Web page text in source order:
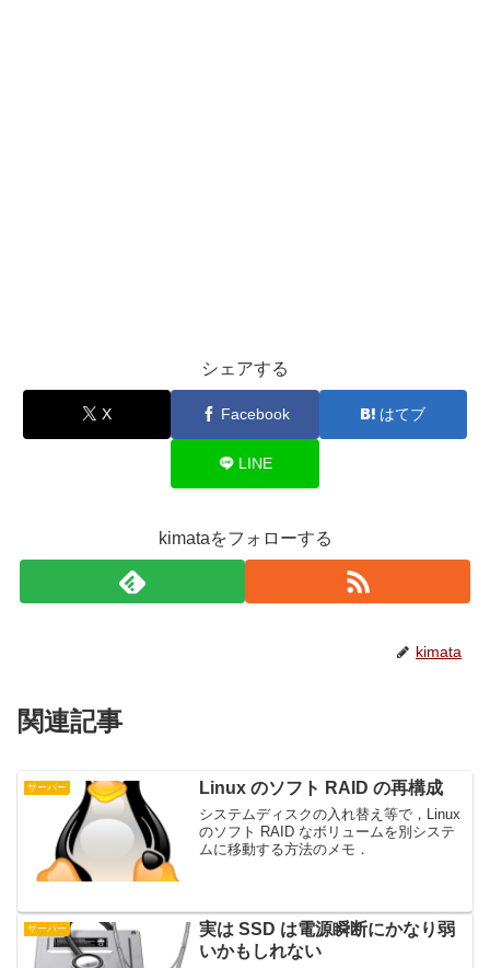
シェアする
X Facebook はてブ
LINE
kimataをフォローする
kimata
関連記事
サーバー Linux のソフト RAID の再構成
システムディスクの入れ替え等で，Linux
のソフト RAID なボリュームを別システ
ムに移動する方法のメモ．
サーバー
実は SSD は電源瞬断にかなり弱
いかもしれない